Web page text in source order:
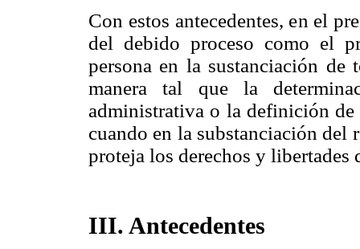
Con estos antecedentes, en el
del debido proceso como el
persona en la sustanciación
manera tal que la
administrativa o la definición
cuando en la substanciación del
proteja los derechos y libertades
III. Antecedentes